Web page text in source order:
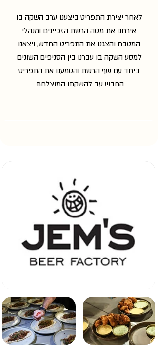
לאחר יצירת התפריט ביצענו ערב השקה בו
אירחנו את מטה הרשת הזכיינים ומנהלי
המטבח והצגנו את התפריט החדש, ויצאנו
למסע השקה בו עברנו בין הסניפים השונים
ביחד עם שף הרשת והטמענו את התפריט
החדש עד להשקתו המוצלחת.